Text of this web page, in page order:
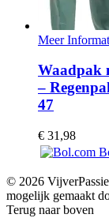
Meer
Waadpak
–
47
€ 31,98
© 2026
mogelijk gemaakt
Terug naar boven